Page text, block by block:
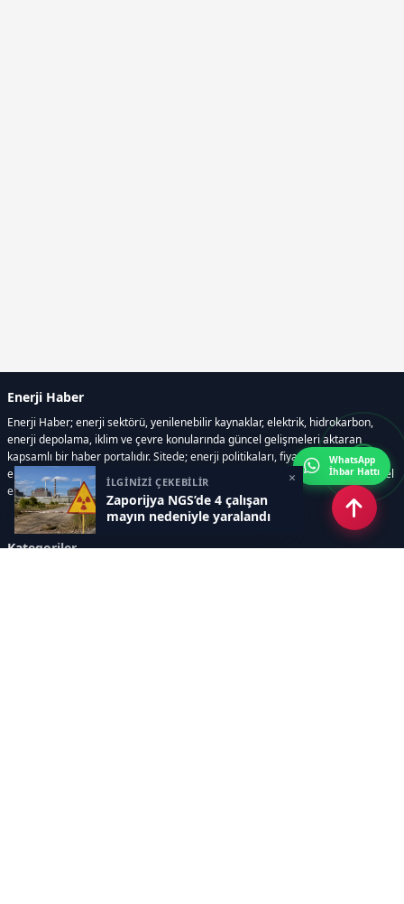
İLGİNİZİ ÇEKEBİLİR
Zaporijya NGS’de 4 çalışan
mayın nedeniyle yaralandı
×
Enerji Haber
Enerji Haber; enerji sektörü, yenilenebilir kaynaklar, elektrik, hidrokarbon,
enerji depolama, iklim ve çevre konularında güncel gelişmeleri aktaran
kapsamlı bir haber portalıdır. Sitede; enerji politikaları, fiyat hareketleri,
elektrik kesintileri, yeni teknolojiler, nükleer enerji, elektrikli araçlar ve küresel
enerji krizleri gibi başlıklar öne çıkar.
Kategoriler
WhatsApp
İhbar Hattı